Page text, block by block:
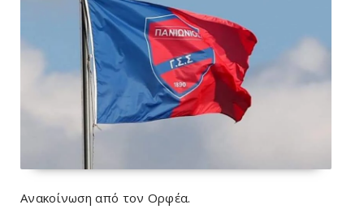
Ανακοίνωση από τον Ορφέα.